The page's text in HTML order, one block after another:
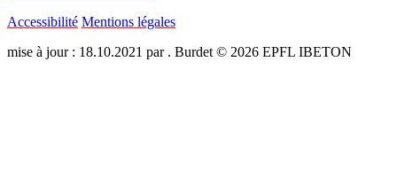
Accessibilité Mentions légales
mise à jour : 18.10.2021 par . Burdet © 2026 EPFL IBETON